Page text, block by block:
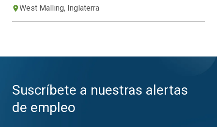
West Malling, Inglaterra
Suscríbete a nuestras alertas
de empleo